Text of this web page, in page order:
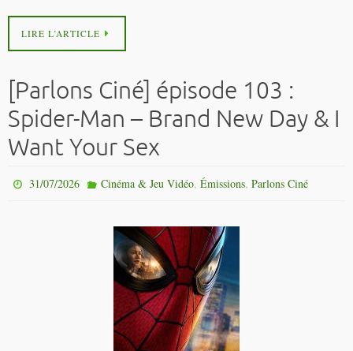
LIRE L’ARTICLE
[Parlons Ciné] épisode 103 :
Spider-Man – Brand New Day & I
Want Your Sex
31/07/2026 Cinéma & Jeu Vidéo, Émissions, Parlons Ciné